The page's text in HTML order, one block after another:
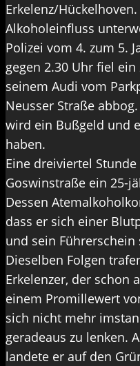
Erkelenz/
Alkoholeinfluss
Polizei vom 4. zum 5.
gegen 2.30 Uhr fiel
seinem Audi vom
Neusser Straße
wird ein Bußgeld und
haben.
Eine dreiviertel
Goswinstraße ein 25-
Dessen
dass er sich einer
und sein
Dieselben Folgen
Erkelenzer, der schon
einem Promillewert
sich nicht mehr
geradeaus zu lenken.
landete er auf den